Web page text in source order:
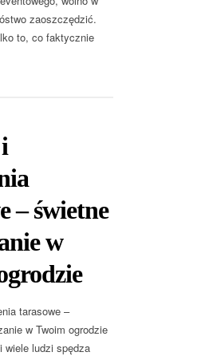
zaoszczędzić.
to, co faktycznie
– świetne
w
tarasowe –
w Twoim ogrodzie
wiele ludzi spędza